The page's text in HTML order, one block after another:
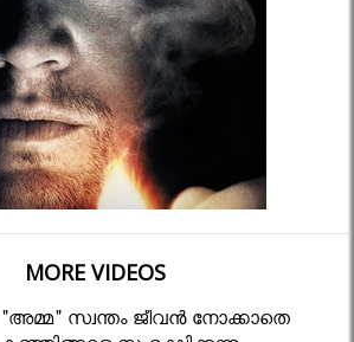
MORE VIDEOS
"അമ്മ" സ്വന്തം ജീവൻ നോക്കാതെ